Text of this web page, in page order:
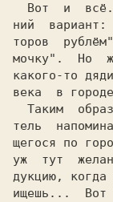
Вот
и
ний  вариант:
торов
мочку".  Но
какого-то
века
в
Таким
тель
щегося по
уж
тут
ищешь...
Вот